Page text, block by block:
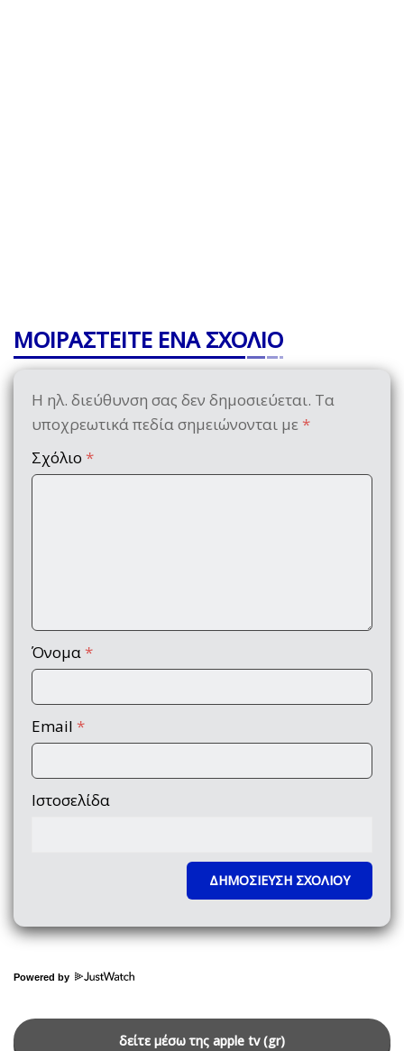
ΜΟΙΡΑΣΤΕΙΤΕ ΕΝΑ ΣΧΟΛΙΟ
Η ηλ. διεύθυνση σας δεν δημοσιεύεται. Τα
υποχρεωτικά πεδία σημειώνονται με *
Σχόλιο *
Όνομα *
Email *
Ιστοσελίδα
Powered by
δείτε μέσω της apple tv (gr)